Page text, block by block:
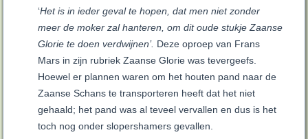
‘Het is in ieder geval te hopen, dat men niet zonder
meer de moker zal hanteren, om dit oude stukje Zaanse
Glorie te doen verdwijnen’. Deze oproep van Frans
Mars in zijn rubriek Zaanse Glorie was tevergeefs.
Hoewel er plannen waren om het houten pand naar de
Zaanse Schans te transporteren heeft dat het niet
gehaald; het pand was al teveel vervallen en dus is het
toch nog onder slopershamers gevallen.